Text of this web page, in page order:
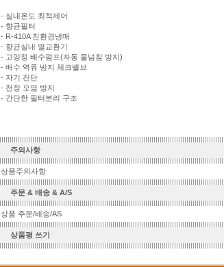
- 실내온도 최적제어
- 향균필터
- R-410A 친환경냉매
- 향균실내 열교환기
- 고양정 배수펌프(자동 물넘침 방지)
- 배수 역류 방지 체크밸브
- 자기 진단
- 천장 오염 방지
- 간단한 필터분리 구조
주의사항
상품주의사항
주문 & 배송 & A/S
상품 주문/배송/AS
상품평 쓰기